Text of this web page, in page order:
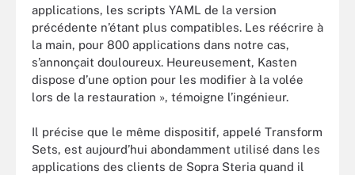
applications, les scripts YAML de la version
précédente n’étant plus compatibles. Les réécrire à
la main, pour 800 applications dans notre cas,
s’annonçait douloureux. Heureusement, Kasten
dispose d’une option pour les modifier à la volée
lors de la restauration », témoigne l’ingénieur.
Il précise que le même dispositif, appelé Transform
Sets, est aujourd’hui abondamment utilisé dans les
applications des clients de Sopra Steria quand il